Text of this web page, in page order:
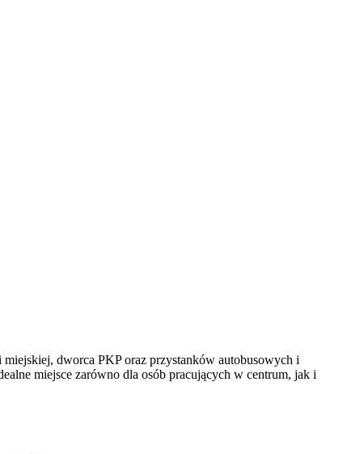
dworca PKP oraz przystanków autobusowych i
miejsce zarówno dla osób pracujących w centrum, jak i